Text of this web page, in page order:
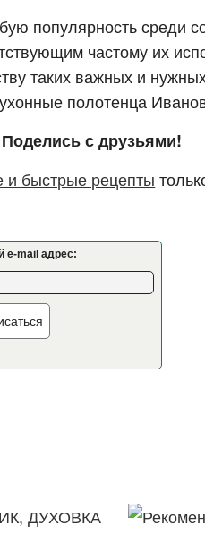
популярность среди
частому их
таких важных и
полотенца
с друзьями!
и быстрые рецепты
e-mail адрес: